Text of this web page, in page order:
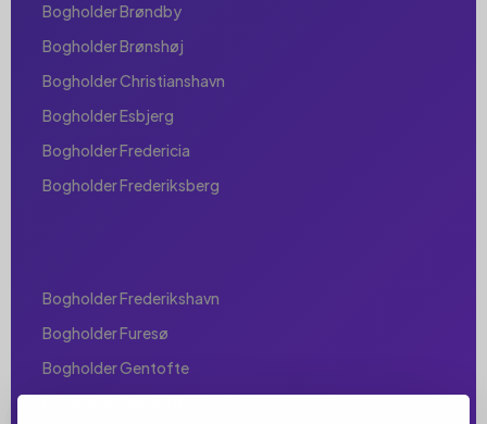
Bogholder Brøndby
Bogholder Brønshøj
Bogholder Christianshavn
Bogholder Esbjerg
Bogholder Fredericia
Bogholder Frederiksberg
Bogholder Frederikshavn
Bogholder Furesø
Bogholder Gentofte